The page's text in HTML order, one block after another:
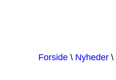
Forside \ Nyheder \